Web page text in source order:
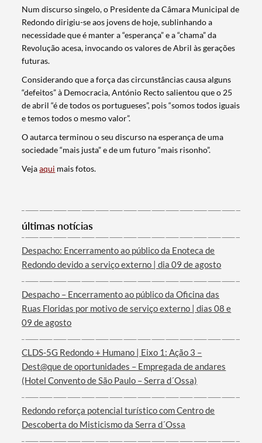
Termo de Pesquisa
Categorias gerais
Filtros
Num discurso singelo, o Presidente da Câmara Municipal de
Redondo dirigiu-se aos jovens de hoje, sublinhando a
necessidade que é manter a “esperança” e a “chama” da
Revolução acesa, invocando os valores de Abril às gerações
futuras.
Considerando que a força das circunstâncias causa alguns
“defeitos” à Democracia, António Recto salientou que o 25
de abril “é de todos os portugueses”, pois “somos todos iguais
e temos todos o mesmo valor”.
O autarca terminou o seu discurso na esperança de uma
sociedade “mais justa” e de um futuro “mais risonho”.
Vejaaqui mais fotos.
últimas notícias
Despacho: Encerramento ao público da Enoteca de
Redondo devido a serviço externo | dia 09 de agosto
Despacho – Encerramento ao público da Oficina das
Ruas Floridas por motivo de serviço externo | dias 08 e
09 de agosto
CLDS-5G Redondo + Humano | Eixo 1: Ação 3 –
Dest@que de oportunidades – Empregada de andares
(Hotel Convento de São Paulo – Serra d´Ossa)
Redondo reforça potencial turístico com Centro de
Descoberta do Misticismo da Serra d´Ossa